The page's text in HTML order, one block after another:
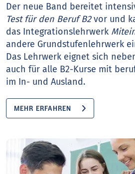
Der neue Band bereitet
Test für den Beruf B2vor und
das Integrationslehrwerk
andere Grundstufenlehrwerk
Das Lehrwerk eignet sich
auch für alle B2-Kurse mit
im In- und Ausland.
MEHR ERFAHREN